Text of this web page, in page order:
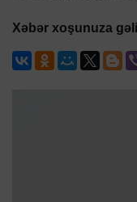
Xəbər xoşunuza